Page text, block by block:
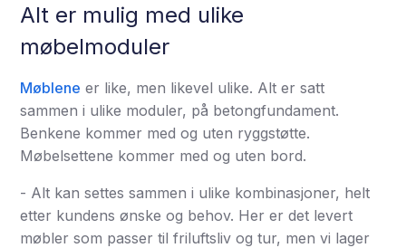
Alt er mulig med ulike
møbelmoduler
Møblene er like, men likevel ulike. Alt er satt
sammen i ulike moduler, på betongfundament.
Benkene kommer med og uten ryggstøtte.
Møbelsettene kommer med og uten bord.
- Alt kan settes sammen i ulike kombinasjoner, helt
etter kundens ønske og behov. Her er det levert
møbler som passer til friluftsliv og tur, men vi lager